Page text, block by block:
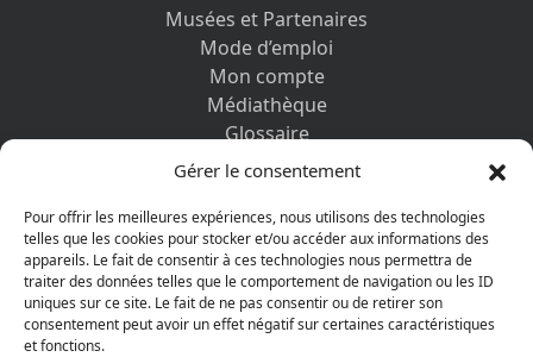
Gérer le consentement
Pour offrir les meilleures expériences, nous utilisons des technologies
telles que les cookies pour stocker et/ou accéder aux informations des
appareils. Le fait de consentir à ces technologies nous permettra de
traiter des données telles que le comportement de navigation ou les ID
uniques sur ce site. Le fait de ne pas consentir ou de retirer son
consentement peut avoir un effet négatif sur certaines caractéristiques
et fonctions.
Musées et Partenaires
Mode d’emploi
Mon compte
Médiathèque
Glossaire
Contactez-nous
Vos informations personnelles et cookies
DÉCOUVRIR AUSSI